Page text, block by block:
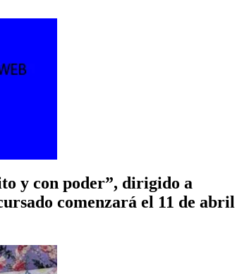
y con poder”, dirigido a
comenzará el 11 de abril